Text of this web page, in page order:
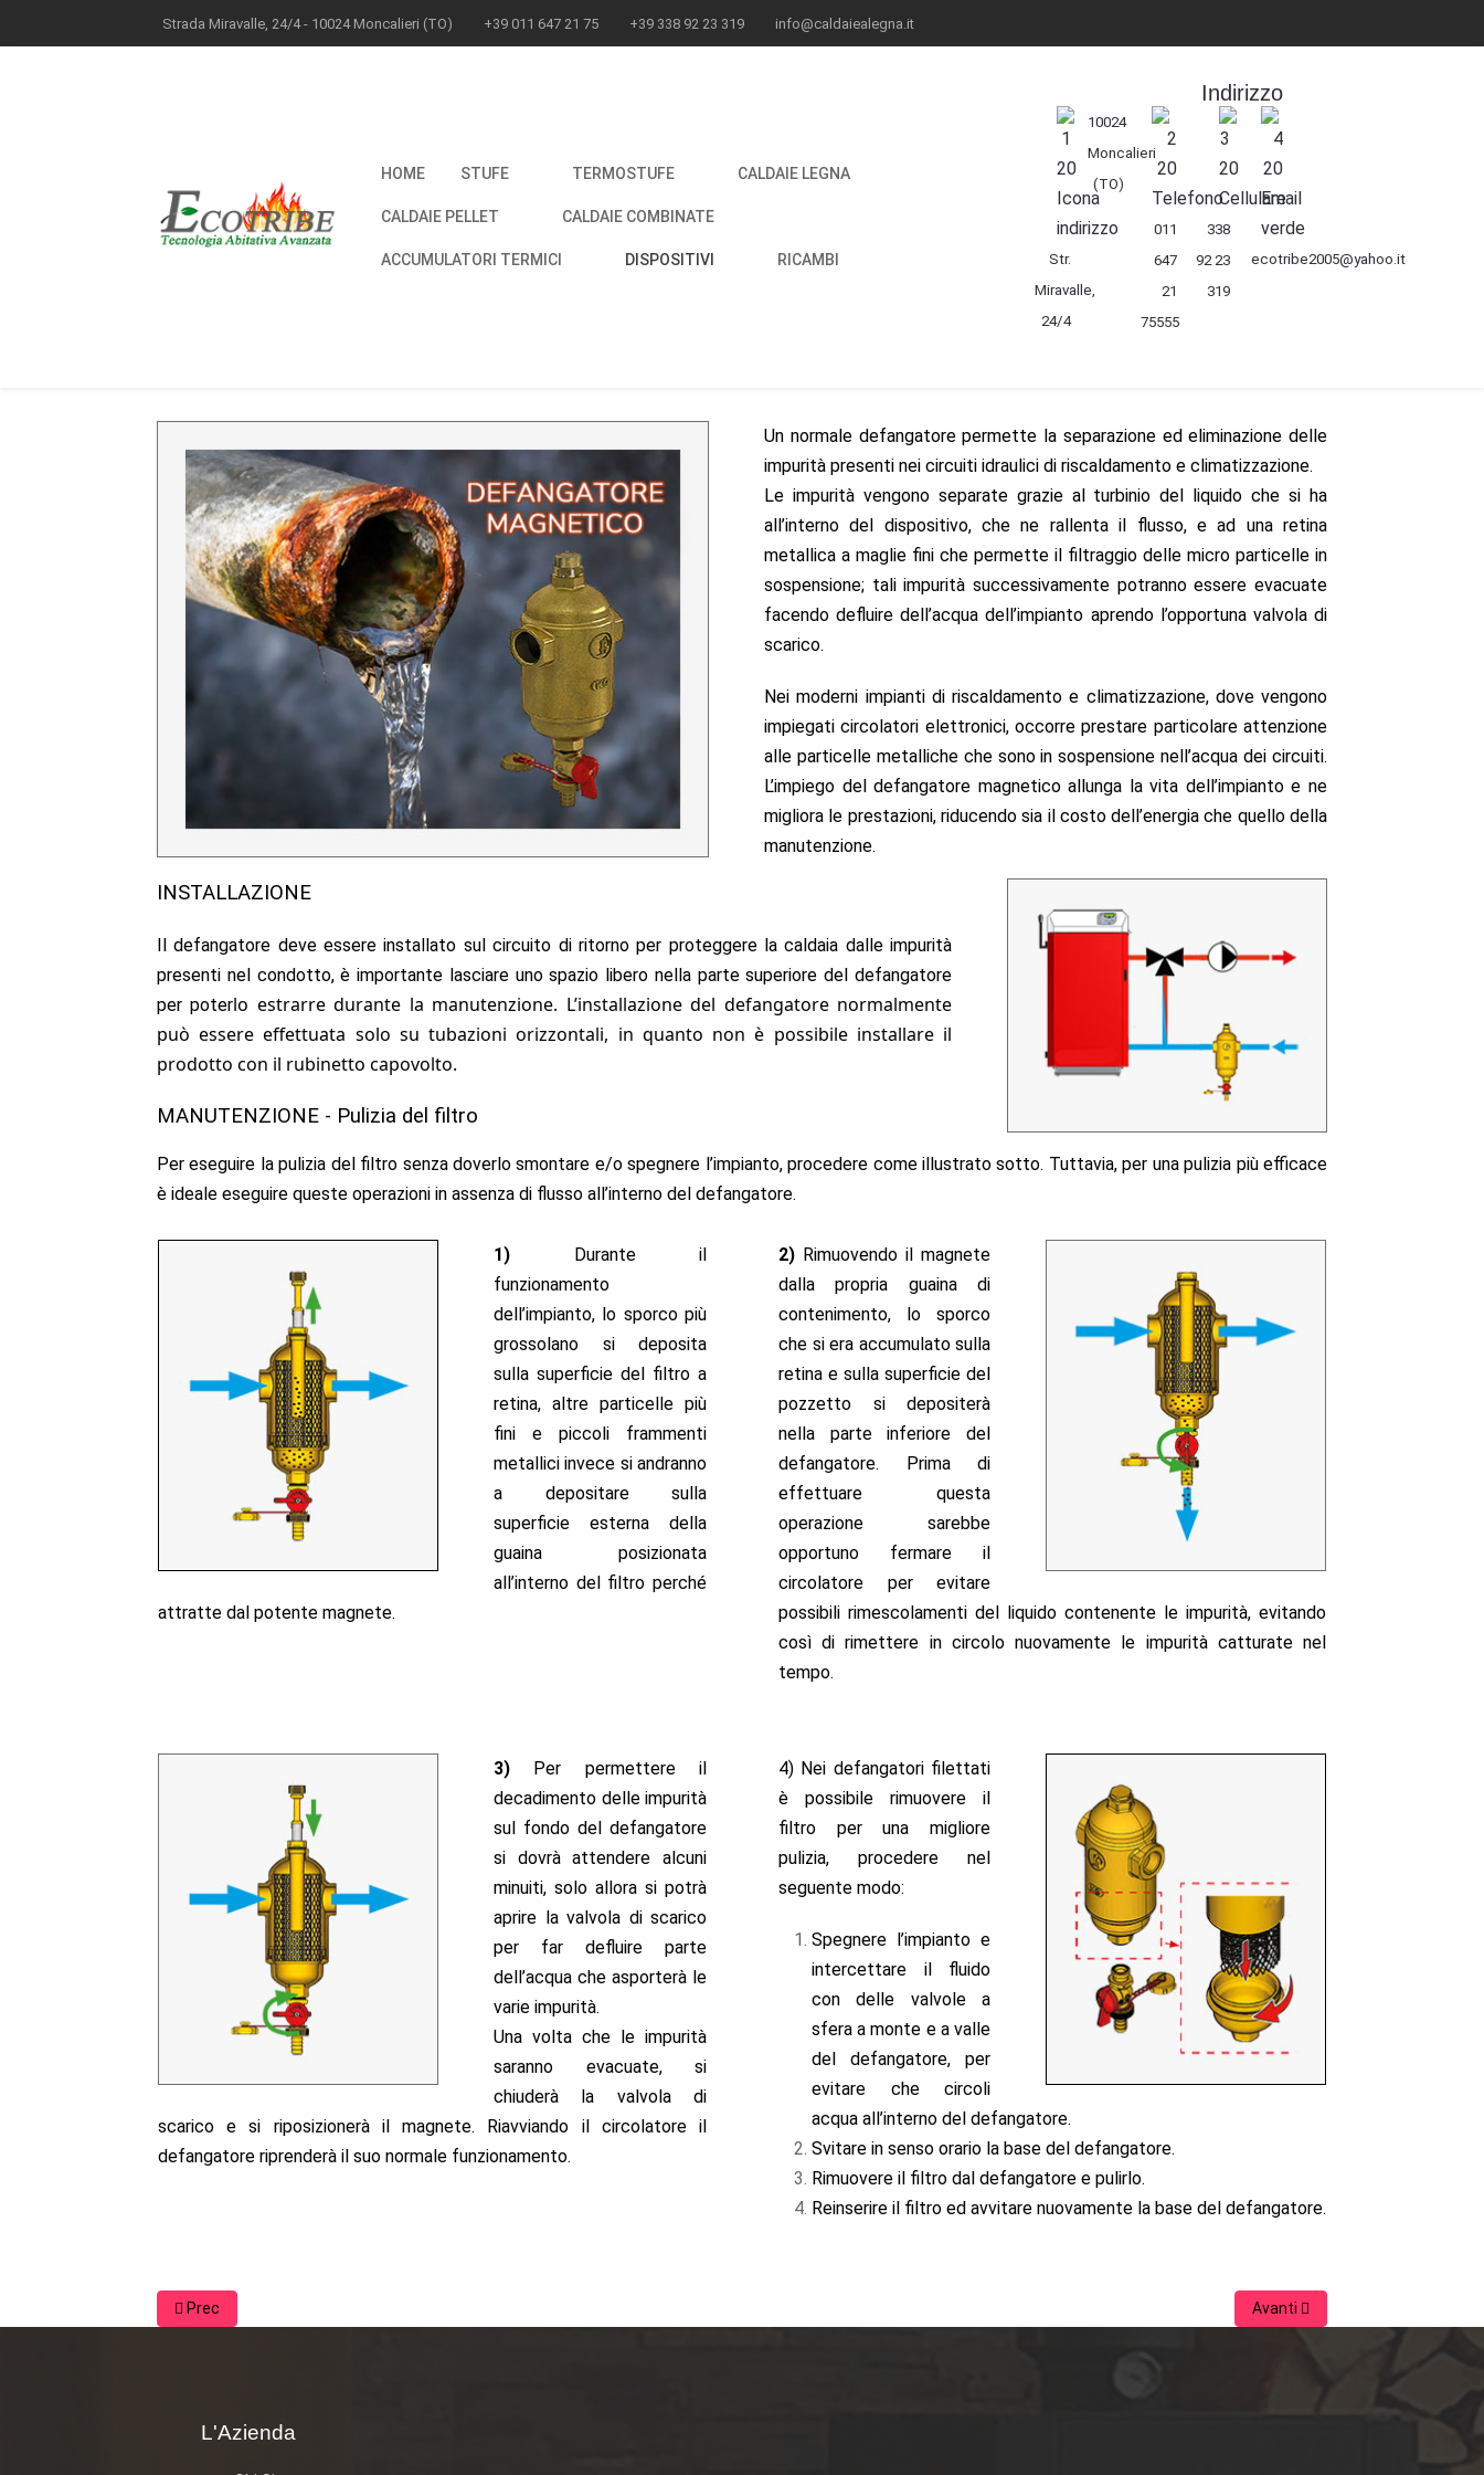
Strada Miravalle, 24/4 - 10024 Moncalieri (TO) +39 011 647 21 75 +39 338 92 23 319 info@caldaiealegna.it
HOME STUFE TERMOSTUFE CALDAIE LEGNA
CALDAIE PELLET CALDAIE COMBINATE
ACCUMULATORI TERMICI DISPOSITIVI RICAMBI
Indirizzo
Str.
Miravalle,
24/4
10024
Moncalieri
(TO)
011
647
21
75555
338
92 23
319
ecotribe2005@yahoo.it
Un normale defangatore permette la separazione ed eliminazione delle
impurità presenti nei circuiti idraulici di riscaldamento e climatizzazione.
Le impurità vengono separate grazie al turbinio del liquido che si ha
all’interno del dispositivo, che ne rallenta il flusso, e ad una retina
metallica a maglie fini che permette il filtraggio delle micro particelle in
sospensione; tali impurità successivamente potranno essere evacuate
facendo defluire dell’acqua dell’impianto aprendo l’opportuna valvola di
scarico.
Nei moderni impianti di riscaldamento e climatizzazione, dove vengono
impiegati circolatori elettronici, occorre prestare particolare attenzione
alle particelle metalliche che sono in sospensione nell’acqua dei circuiti.
L’impiego del defangatore magnetico allunga la vita dell’impianto e ne
migliora le prestazioni, riducendo sia il costo dell’energia che quello della
manutenzione.
INSTALLAZIONE
Il defangatore deve essere installato sul circuito di ritorno per proteggere la caldaia dalle impurità
presenti nel condotto, è importante lasciare uno spazio libero nella parte superiore del defangatore
per poterlo estrarre durante la manutenzione. L’installazione del defangatore normalmente
può essere effettuata solo su tubazioni orizzontali, in quanto non è possibile installare il
prodotto con il rubinetto capovolto.
MANUTENZIONE - Pulizia del filtro
Per eseguire la pulizia del filtro senza doverlo smontare e/o spegnere l’impianto, procedere come illustrato sotto. Tuttavia, per una pulizia più efficace
è ideale eseguire queste operazioni in assenza di flusso all’interno del defangatore.
1) Durante il
funzionamento
dell’impianto, lo sporco più
grossolano si deposita
sulla superficie del filtro a
retina, altre particelle più
fini e piccoli frammenti
metallici invece si andranno
a depositare sulla
superficie esterna della
guaina posizionata
all’interno del filtro perché
attratte dal potente magnete.
2) Rimuovendo il magnete
dalla propria guaina di
contenimento, lo sporco
che si era accumulato sulla
retina e sulla superficie del
pozzetto si depositerà
nella parte inferiore del
defangatore. Prima di
effettuare questa
operazione sarebbe
opportuno fermare il
circolatore per evitare
possibili rimescolamenti del liquido contenente le impurità, evitando
così di rimettere in circolo nuovamente le impurità catturate nel
tempo.
3) Per permettere il
decadimento delle impurità
sul fondo del defangatore
si dovrà attendere alcuni
minuiti, solo allora si potrà
aprire la valvola di scarico
per far defluire parte
dell’acqua che asporterà le
varie impurità.
Una volta che le impurità
saranno evacuate, si
chiuderà la valvola di
scarico e si riposizionerà il magnete. Riavviando il circolatore il
defangatore riprenderà il suo normale funzionamento.
4) Nei defangatori filettati
è possibile rimuovere il
filtro per una migliore
pulizia, procedere nel
seguente modo:
Spegnere l’impianto e
intercettare il fluido
con delle valvole a
sfera a monte e a valle
del defangatore, per
evitare che circoli
acqua all’interno del defangatore.
Svitare in senso orario la base del defangatore.
Rimuovere il filtro dal defangatore e pulirlo.
Reinserire il filtro ed avvitare nuovamente la base del defangatore.
Prec Avanti
L'Azienda